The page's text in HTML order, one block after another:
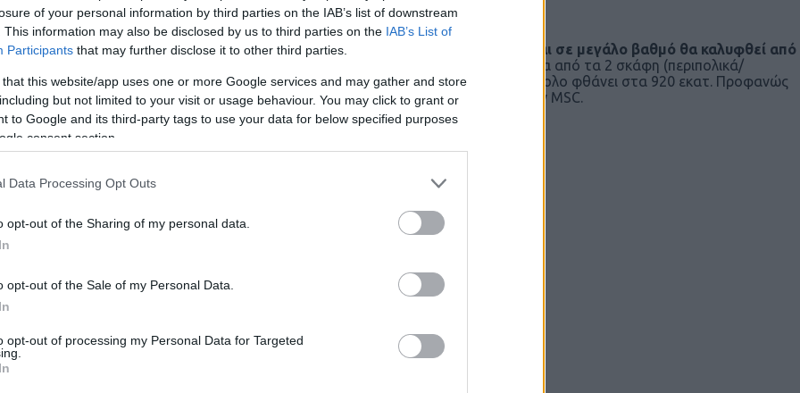
of your personal information by third parties on the IAB’s list of downstream
This information may also be disclosed by us to third parties on the IAB’s List of
Participants that may further disclose it to other third parties.
that this website/app uses one or more Google services and may gather and store
but not limited to your visit or usage behaviour. You may click to grant or
to Google and its third-party tags to use your data for below specified purposes
consent section.
Data Processing Opt Outs
opt-out of the Sharing of my personal data.
opt-out of the Sale of my Personal Data.
opt-out of processing my Personal Data for Targeted
του προγράμματος, για 2 σκάφη, τώρα υπολογίζεται σε 836 εκατ. ευρώ και σε μεγάλο βαθμό θα καλυφθεί από
Στο ίδιο πρόγραμμα πέρα από τα 2 σκάφη (περιπολικά/
περιλαμβάνονται και 2 υποστήριξης δυτών αξίας 84 εκατ. ευρώ, οπότε το σύνολο φθάνει στα 920 εκατ. Προφανώς
Damen Galati, θα ναυπηγούνται και εμπορικά σκάφη που ενδιαφέρουν την MSC.